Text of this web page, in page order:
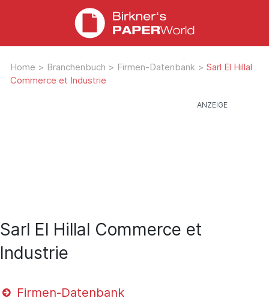
Home > Branchenbuch > Firmen-Datenbank > Sarl El Hillal
Commerce et Industrie
Sarl El Hillal Commerce et
Industrie
Firmen-Datenbank